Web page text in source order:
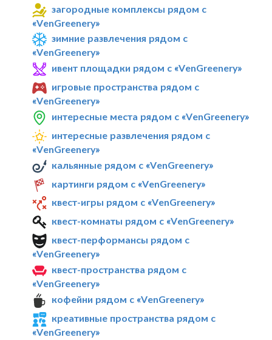
загородные комплексы рядом с
«VenGreenery»
зимние развлечения рядом с
«VenGreenery»
ивент площадки рядом с «VenGreenery»
игровые пространства рядом с
«VenGreenery»
интересные места рядом с «VenGreenery»
интересные развлечения рядом с
«VenGreenery»
кальянные рядом с «VenGreenery»
картинги рядом с «VenGreenery»
квест-игры рядом с «VenGreenery»
квест-комнаты рядом с «VenGreenery»
квест-перформансы рядом с
«VenGreenery»
квест-пространства рядом с
«VenGreenery»
кофейни рядом с «VenGreenery»
креативные пространства рядом с
«VenGreenery»